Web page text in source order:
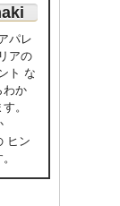
パレ
アの
ト な
わか
。
ヒン